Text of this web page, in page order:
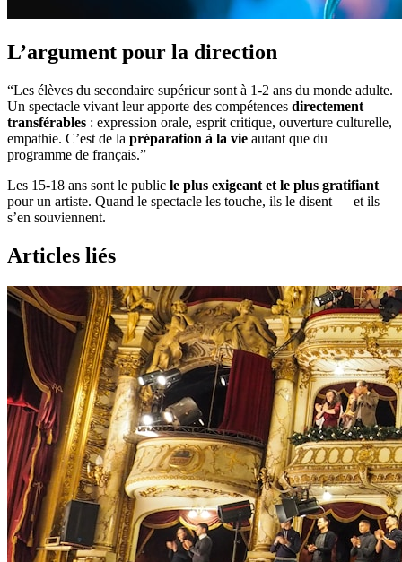
L’argument pour la direction
“Les élèves du secondaire supérieur sont à 1-2 ans du monde adulte.
Un spectacle vivant leur apporte des compétences directement
transférables : expression orale, esprit critique, ouverture culturelle,
empathie. C’est de la préparation à la vie autant que du
programme de français.”
Les 15-18 ans sont le public le plus exigeant et le plus gratifiant
pour un artiste. Quand le spectacle les touche, ils le disent — et ils
s’en souviennent.
Articles liés